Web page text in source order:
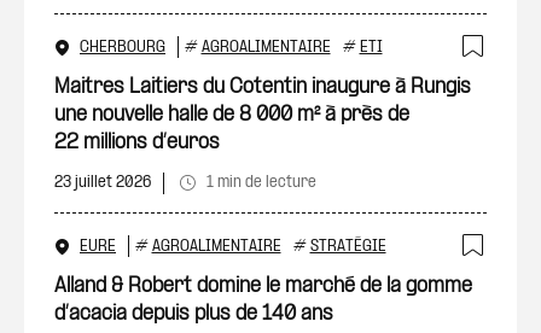
CHERBOURG # AGROALIMENTAIRE # ETI
Maitres Laitiers du Cotentin inaugure à Rungis
une nouvelle halle de 8 000 m² à près de
22 millions d’euros
23 juillet 2026 1 min de lecture
EURE # AGROALIMENTAIRE # STRATÉGIE
Alland & Robert domine le marché de la gomme
d’acacia depuis plus de 140 ans